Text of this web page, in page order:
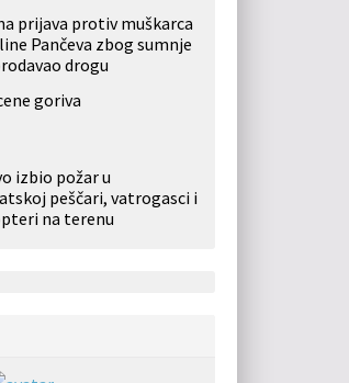
prijava protiv muškarca
Pančeva zbog sumnje
drogu
goriva
izbio požar u
peščari, vatrogasci i
na terenu